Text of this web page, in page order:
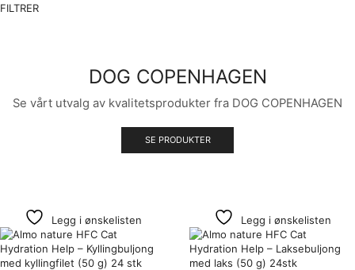
FILTRER
DOG COPENHAGEN
Se vårt utvalg av kvalitetsprodukter fra DOG COPENHAGEN
SE PRODUKTER
Legg i ønskelisten Legg i ønskelisten
Kobbel
Trening